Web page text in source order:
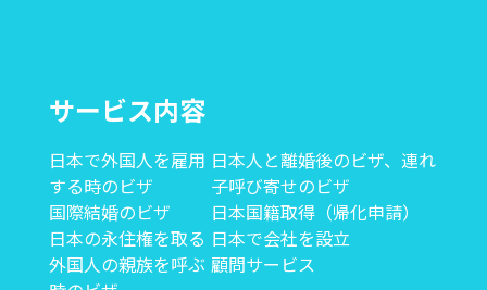
サービス内容
日本で外国人を雇用
する時のビザ
国際結婚のビザ
日本の永住権を取る
外国人の親族を呼ぶ
日本人と離婚後のビザ、連れ
子呼び寄せのビザ
日本国籍取得（帰化申請）
日本で会社を設立
顧問サービス